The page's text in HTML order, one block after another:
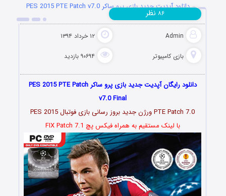
دانلود آپدیت جدید بازی پرو ساکر PES 2015 PTE Patch v7.0
Final
Admin ۱۲ خرداد ۱۳۹۴
بازی کامپیوتر ۹۰۶۹۴ بازدید
۸۶ نظر
دانلود رایگان آپدیت جدید بازی پرو ساکر PES 2015 PTE Patch
v7.0 Final
PTE Patch 7.0 ورژن جدید بروز رسانی بازی فوتبال PES 2015
با لینک مستقیم به همراه فیکس پچ FIX Patch 7.1